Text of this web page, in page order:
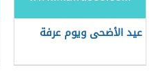
عيد الأضحى ويوم عرفة